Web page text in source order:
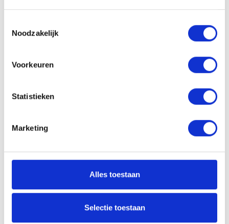
Noodzakelijk
Voorkeuren
Statistieken
Marketing
Alles toestaan
Selectie toestaan
Geschikt voor dagelijks gebruik.
Tips & Tricks
voor schoon en goed voorbereid haar. Gebruik daarna
STMNT Grooming Spray
als stylingbasis. Werk je look af met
Heb je een vraag?
Onze kappers helpen je graag verder!